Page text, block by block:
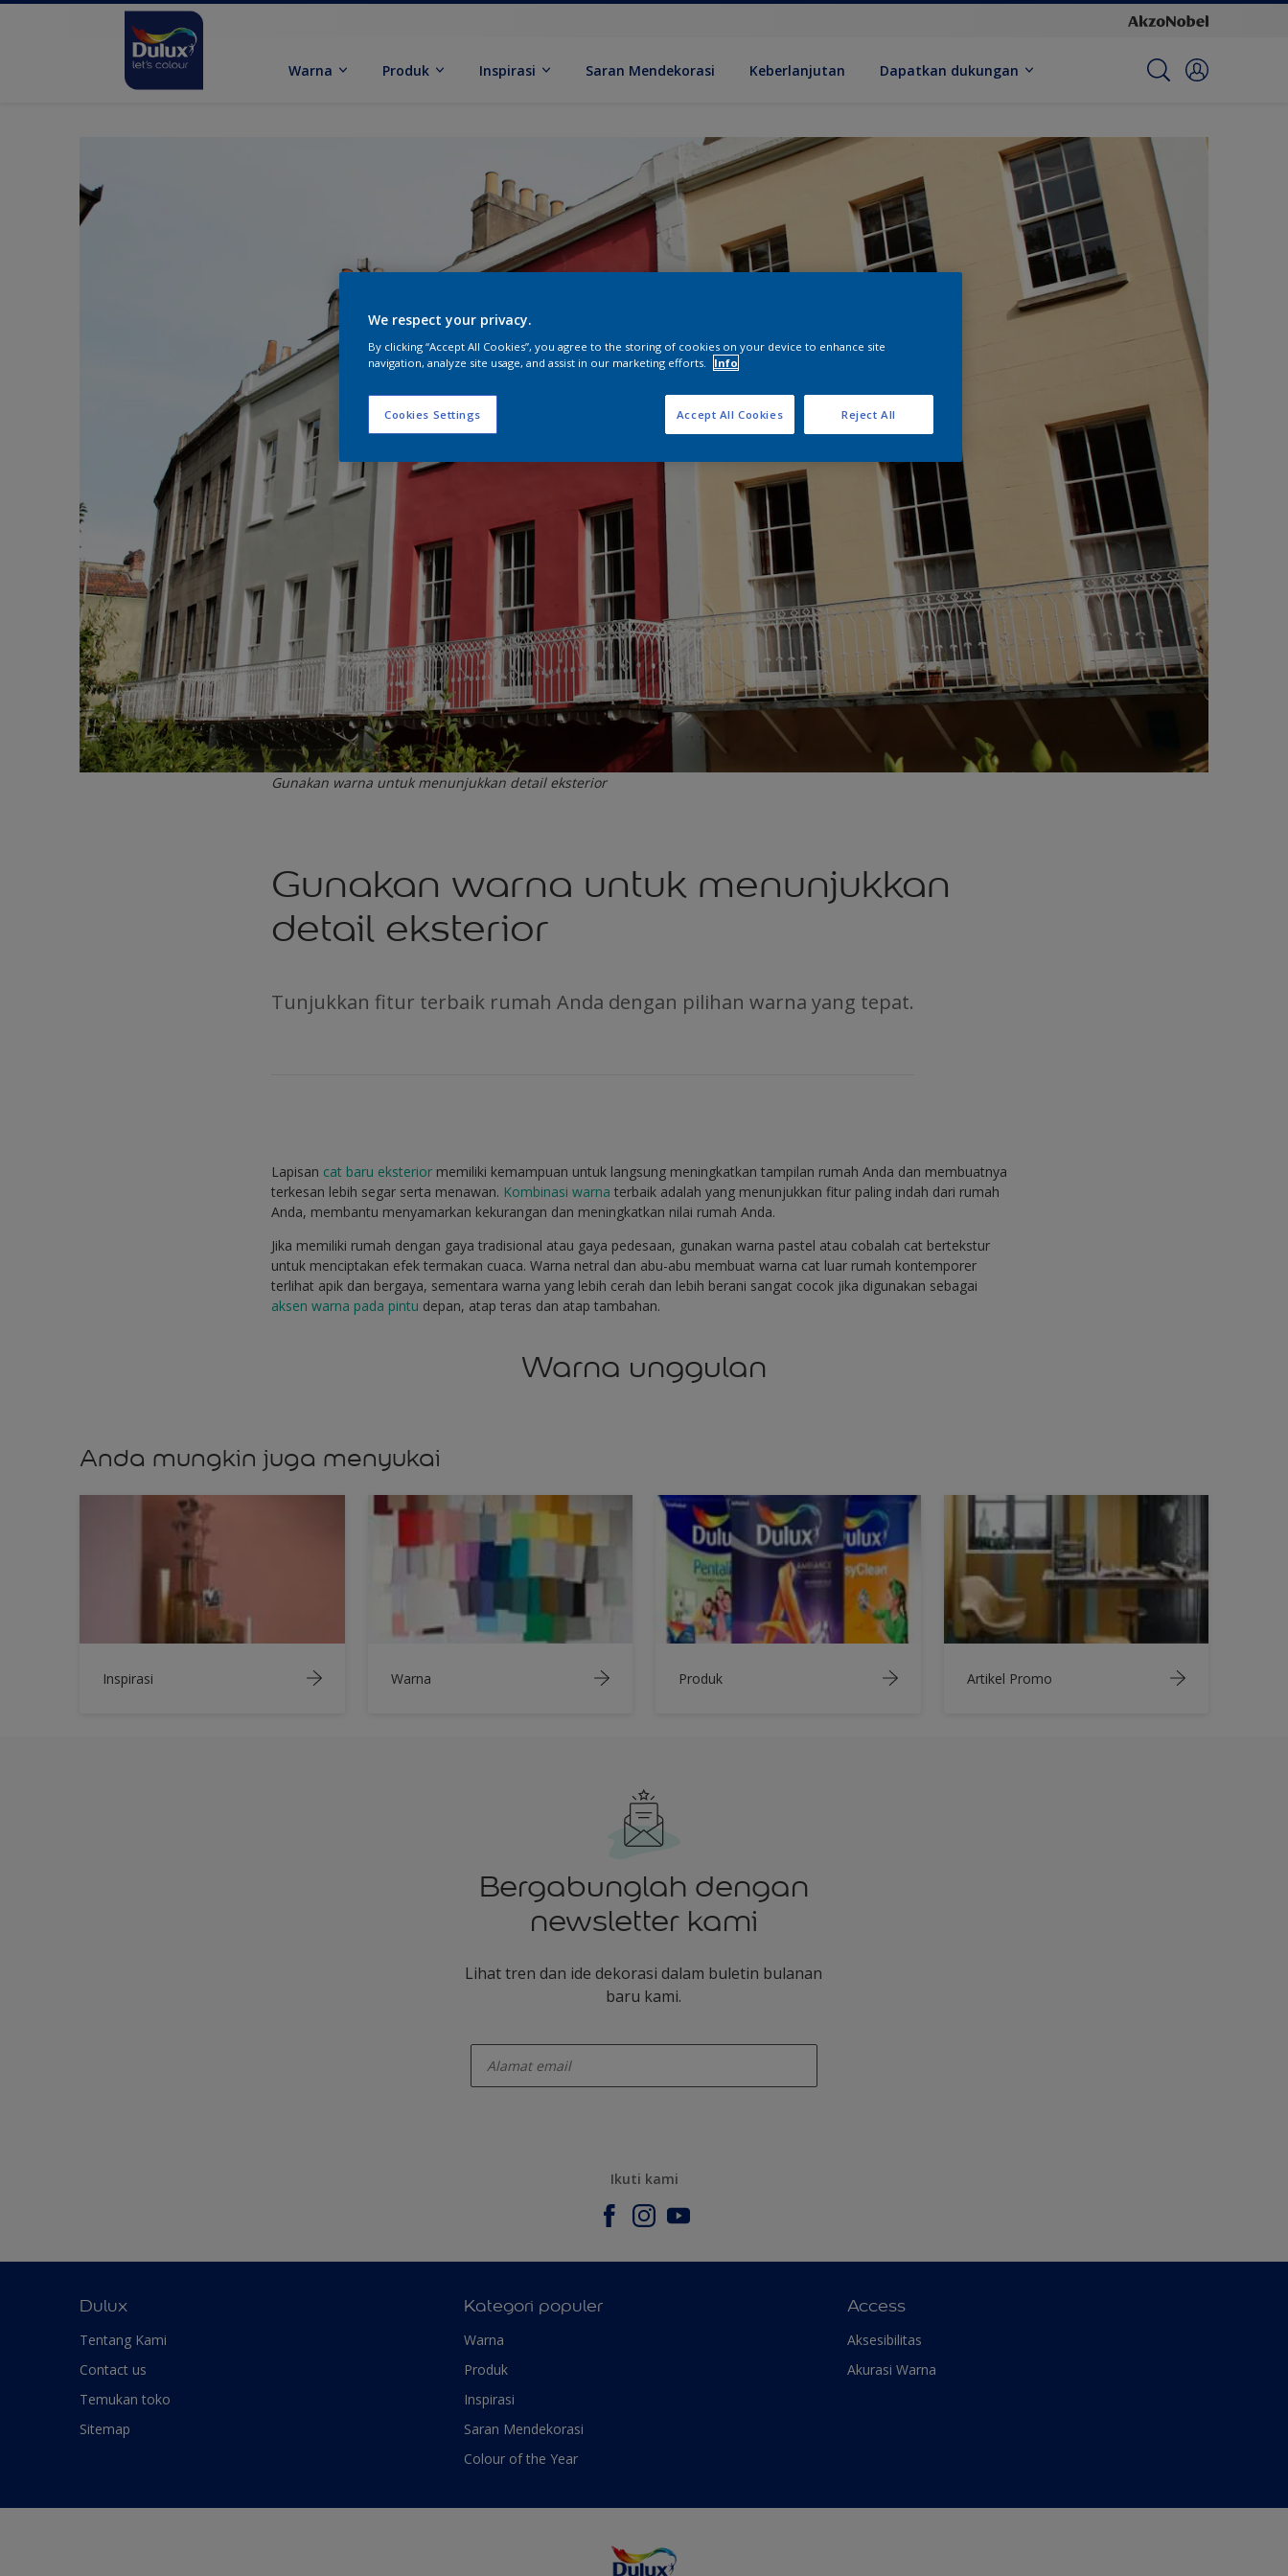
Warna Produk Inspirasi Saran Mendekorasi Keberlanjutan Dapatkan dukungan
Gunakan warna untuk menunjukkan detail eksterior
Gunakan warna untuk menunjukkan
detail eksterior
Tunjukkan fitur terbaik rumah Anda dengan pilihan warna yang tepat.
Lapisan cat baru eksterior memiliki kemampuan untuk langsung meningkatkan tampilan rumah Anda dan membuatnya
terkesan lebih segar serta menawan. Kombinasi warna terbaik adalah yang menunjukkan fitur paling indah dari rumah
Anda, membantu menyamarkan kekurangan dan meningkatkan nilai rumah Anda.
Jika memiliki rumah dengan gaya tradisional atau gaya pedesaan, gunakan warna pastel atau cobalah cat bertekstur
untuk menciptakan efek termakan cuaca. Warna netral dan abu-abu membuat warna cat luar rumah kontemporer
terlihat apik dan bergaya, sementara warna yang lebih cerah dan lebih berani sangat cocok jika digunakan sebagai
aksen warna pada pintu depan, atap teras dan atap tambahan.
Warna unggulan
Anda mungkin juga menyukai
Inspirasi Warna Produk Artikel Promo
Bergabunglah dengan
newsletter kami
Lihat tren dan ide dekorasi dalam buletin bulanan
baru kami.
Ikuti kami
Dulux
Tentang Kami
Contact us
Temukan toko
Sitemap
Kategori populer
Warna
Produk
Inspirasi
Saran Mendekorasi
Colour of the Year
Access
Aksesibilitas
Akurasi Warna
We respect your privacy.
By clicking “Accept All Cookies”, you agree to the storing of cookies on your device to enhance site
navigation, analyze site usage, and assist in our marketing efforts.
Info
Cookies Settings Reject All
Accept All Cookies